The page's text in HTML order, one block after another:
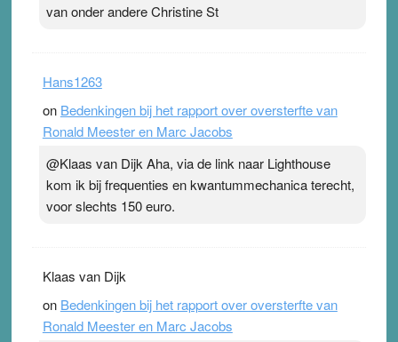
van onder andere Christine St
Hans1263
on Bedenkingen bij het rapport over oversterfte van
Ronald Meester en Marc Jacobs
@Klaas van Dijk Aha, via de link naar Lighthouse
kom ik bij frequenties en kwantummechanica terecht,
voor slechts 150 euro.
Klaas van Dijk
on Bedenkingen bij het rapport over oversterfte van
Ronald Meester en Marc Jacobs